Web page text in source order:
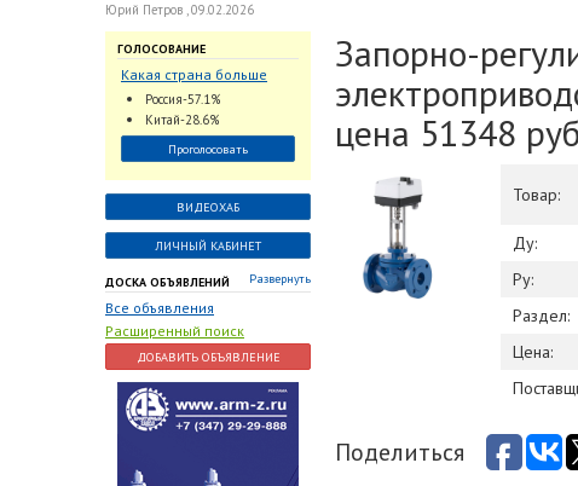
Юрий Петров , 09.02.2026
ГОЛОСОВАНИЕ
Какая страна больше
всего поставляет
трубопроводную
арматуру в химическую
отрасль?
Россия-57.1%
Китай-28.6%
Проголосовать
ВИДЕОХАБ
ЛИЧНЫЙ КАБИНЕТ
ДОСКА ОБЪЯВЛЕНИЙ Развернуть
Все объявления
Расширенный поиск
ДОБАВИТЬ ОБЪЯВЛЕНИЕ
Запорно-
цена 51348
Товар:
Ду:
Ру:
Раздел:
Цена:
Поделиться